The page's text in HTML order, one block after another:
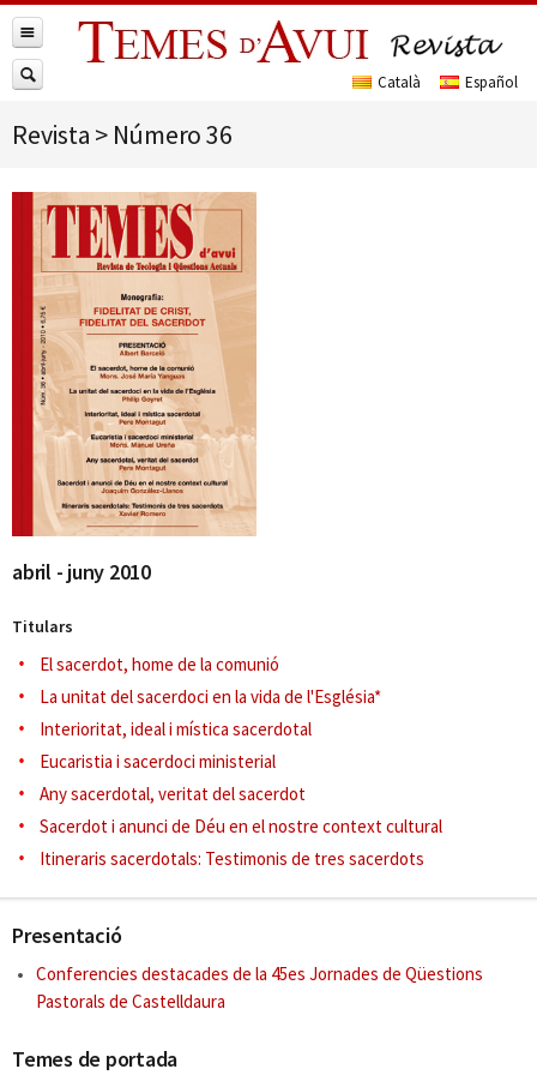
Revista > Número 36
abril - juny 2010
Titulars
El sacerdot, home de la comunió
La unitat del sacerdoci en la vida de l'Església*
Interioritat, ideal i mística sacerdotal
Eucaristia i sacerdoci ministerial
Any sacerdotal, veritat del sacerdot
Sacerdot i anunci de Déu en el nostre context cultural
Itineraris sacerdotals: Testimonis de tres sacerdots
Presentació
Conferencies destacades de la 45es Jornades de Qüestions
Pastorals de Castelldaura
Temes de portada